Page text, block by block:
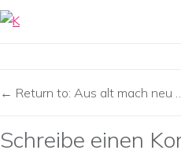
Return to: Aus alt mach neu
Schreibe einen